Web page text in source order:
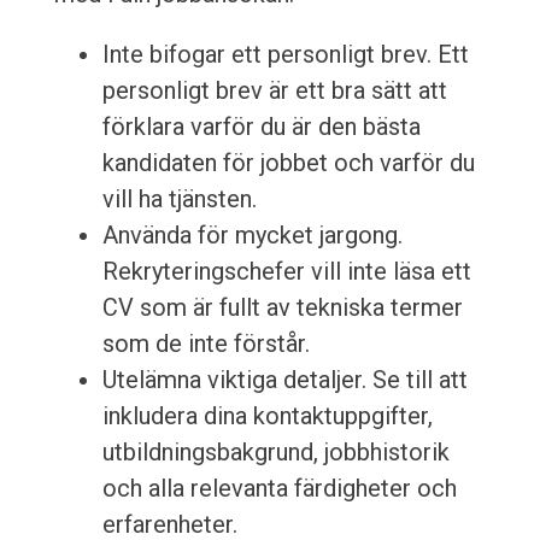
Inte bifogar ett personligt brev. Ett
personligt brev är ett bra sätt att
förklara varför du är den bästa
kandidaten för jobbet och varför du
vill ha tjänsten.
Använda för mycket jargong.
Rekryteringschefer vill inte läsa ett
CV som är fullt av tekniska termer
som de inte förstår.
Utelämna viktiga detaljer. Se till att
inkludera dina kontaktuppgifter,
utbildningsbakgrund, jobbhistorik
och alla relevanta färdigheter och
erfarenheter.